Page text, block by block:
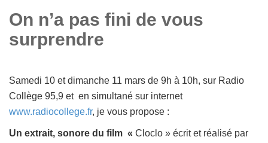
On n’a pas fini de vous
surprendre
Samedi 10 et dimanche 11 mars de 9h à 10h, sur Radio
Collège 95,9 et en simultané sur internet
www.radiocollege.fr, je vous propose :
Un extrait, sonore du film « Cloclo » écrit et réalisé par